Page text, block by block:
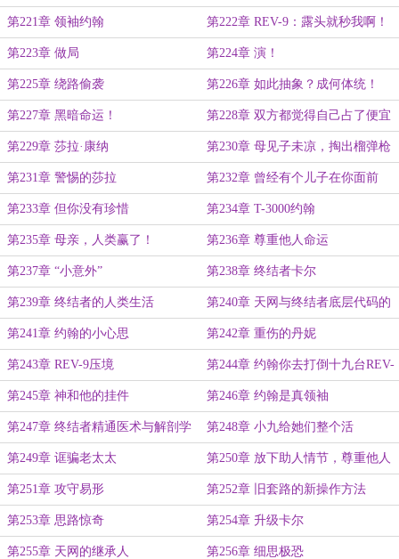
第221章 领袖约翰 第222章 REV-9：露头就秒我啊！
第223章 做局 第224章 演！
第225章 绕路偷袭 第226章 如此抽象？成何体统！
第227章 黑暗命运！ 第228章 双方都觉得自己占了便宜
第229章 莎拉·康纳 第230章 母见子未凉，掏出榴弹枪
第231章 警惕的莎拉 第232章 曾经有个儿子在你面前
第233章 但你没有珍惜 第234章 T-3000约翰
第235章 母亲，人类赢了！ 第236章 尊重他人命运
第237章 “小意外” 第238章 终结者卡尔
第239章 终结者的人类生活 第240章 天网与终结者底层代码的
不同
第241章 约翰的小心思 第242章 重伤的丹妮
第243章 REV-9压境 第244章 约翰你去打倒十九台REV-
第245章 神和他的挂件 第246章 约翰是真领袖
第247章 终结者精通医术与解剖学 第248章 小九给她们整个活
第249章 诓骗老太太 第250章 放下助人情节，尊重他人
命运
第251章 攻守易形 第252章 旧套路的新操作方法
第253章 思路惊奇 第254章 升级卡尔
第255章 天网的继承人 第256章 细思极恐